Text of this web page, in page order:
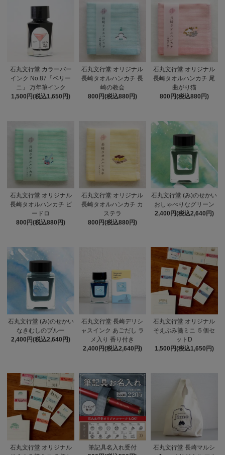
石丸文行堂 カラーバー
インク No.87「ベリー
ニ」 万年筆インク
1,500円(税込1,650円)
石丸文行堂 オリジナル
長崎タオルハンカチ 長
崎の教会
800円(税込880円)
石丸文行堂 オリジナル
長崎タオルハンカチ 尾
曲がり猫
800円(税込880円)
石丸文行堂 オリジナル
長崎タオルハンカチ ビ
ードロ
800円(税込880円)
石丸文行堂 オリジナル
長崎タオルハンカチ カ
ステラ
800円(税込880円)
石丸文行堂 (み)のせかい
おしゃべりなグリーン
2,400円(税込2,640円)
石丸文行堂 (み)のせかい
なきむしのブルー
2,400円(税込2,640円)
石丸文行堂 長崎デリシ
ャスインク あごだし ラ
メ入り 香り付き
2,400円(税込2,640円)
石丸文行堂 オリジナル
そえぶみ箋ミニ ５個セ
ットD
1,500円(税込1,650円)
石丸文行堂 オリジナル
筆記具名入れ受付
石丸文行堂 長崎マルシ